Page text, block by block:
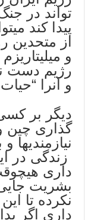
تواند در
پیدا کند
از متحدین
و
رژیم دست
و آنرا
دیگر بر
گذاری چین
نیازمندیها
زندگی در
داری
بشریت
نکرده تا
داری اگر